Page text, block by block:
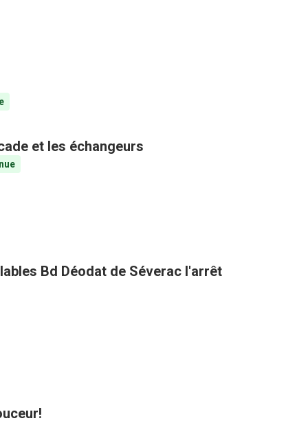
et les échangeurs
Bd Déodat de Séverac l'arrêt